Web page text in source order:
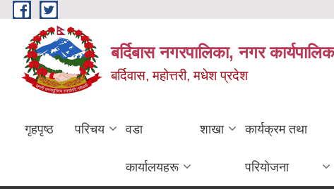
Skip to main content
बर्दिबास नगरपालिका, नगर
बर्दिवास, महोत्तरी, मधेश प्रदेश
गृहपृष्ठ परिचय वडा
कार्यालयहरू
शाखा कार्यक्रम तथा
परियोजना